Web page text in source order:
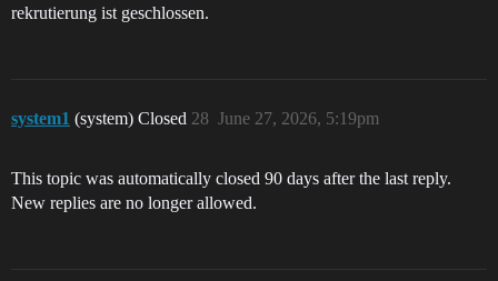
rekrutierung ist geschlossen.
system1 (system) Closed June 27, 2026, 5:19pm
28
This topic was automatically closed 90 days after the last reply.
New replies are no longer allowed.